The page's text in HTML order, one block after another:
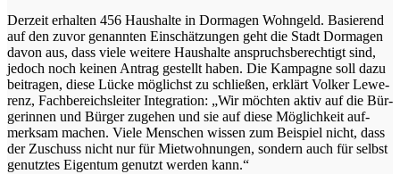
Der­zeit erhal­ten 456 Haus­hal­te in Dor­ma­gen Wohn­geld. Basie­rend
auf den zuvor genann­ten Ein­schät­zun­gen geht die Stadt Dor­ma­gen
davon aus, dass vie­le wei­te­re Haus­hal­te anspruchs­be­rech­tigt sind,
jedoch noch kei­nen Antrag gestellt haben. Die Kam­pa­gne soll dazu
bei­tra­gen, die­se Lücke mög­lichst zu schlie­ßen, erklärt Vol­ker Lewe­
renz, Fach­be­reichs­lei­ter Inte­gra­ti­on: „Wir möch­ten aktiv auf die Bür­
ge­rin­nen und Bür­ger zuge­hen und sie auf die­se Mög­lich­keit auf­
merk­sam machen. Vie­le Men­schen wis­sen zum Bei­spiel nicht, dass
der Zuschuss nicht nur für Miet­woh­nun­gen, son­dern auch für selbst
genutz­tes Eigen­tum genutzt wer­den kann.“